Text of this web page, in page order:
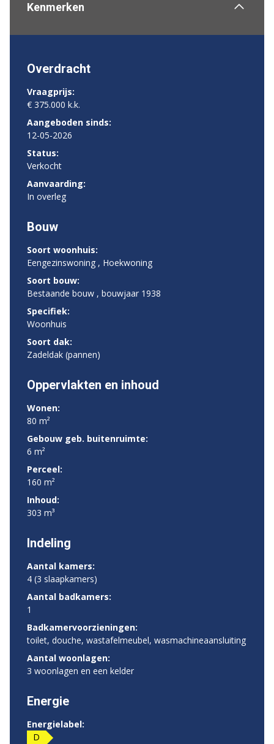
Kenmerken
Overdracht
Vraagprijs:
€ 375.000 k.k.
Aangeboden sinds:
12-05-2026
Status:
Verkocht
Aanvaarding:
In overleg
Bouw
Soort woonhuis:
Eengezinswoning , Hoekwoning
Soort bouw:
Bestaande bouw , bouwjaar 1938
Specifiek:
Woonhuis
Soort dak:
Zadeldak (pannen)
Oppervlakten en inhoud
Wonen:
80 m²
Gebouw geb. buitenruimte:
6 m²
Perceel:
160 m²
Inhoud:
303 m³
Indeling
Aantal kamers:
4 (3 slaapkamers)
Aantal badkamers:
1
Badkamervoorzieningen:
toilet, douche, wastafelmeubel, wasmachineaansluiting
Aantal woonlagen:
3 woonlagen en een kelder
Energie
Energielabel:
D